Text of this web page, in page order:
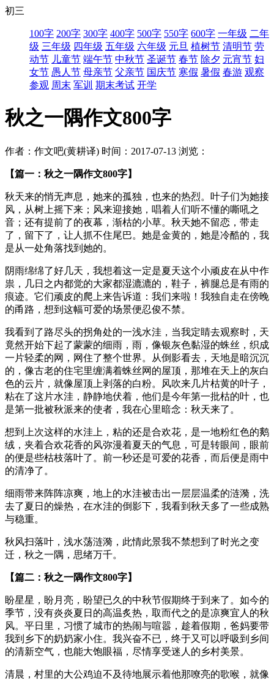
初三
100字 200字 300字 400字 500字 550字 600字 一年级 二年
级 三年级 四年级 五年级 六年级 元旦 植树节 清明节 劳
动节 儿童节 端午节 中秋节 圣诞节 春节 除夕 元宵节 妇
女节 愚人节 母亲节 父亲节 国庆节 寒假 暑假 春游 观察
参观 周末 军训 期末考试 开学
秋之一隅作文800字
作者：作文吧(黄耕译) 时间：2017-07-13 浏览：
【篇一：秋之一隅作文800字】
秋天来的悄无声息，她来的孤独，也来的热烈。叶子们为她接
风，从树上摇下来；风来迎接她，唱着人们听不懂的嘶吼之
音；还有提前了的夜幕，渐枯的小草。秋天她不留恋，带走
了，留下了，让人抓不住尾巴。她是金黄的，她是冷酷的，我
是从一处角落找到她的。
阴雨绵绵了好几天，我想着这一定是夏天这个小顽皮在从中作
祟，几日之内都觉的大家都湿漉漉的，鞋子，裤腿总是有雨的
痕迹。它们顽皮的爬上来告诉道：我们来啦！我独自走在傍晚
的甬路，想到这幅可爱的场景便忍俊不禁。
我看到了路尽头的拐角处的一浅水洼，当我定睛去观察时，天
竟然开始下起了蒙蒙的细雨，雨，像银灰色黏湿的蛛丝，织成
一片轻柔的网，网住了整个世界。从倒影看去，天地是暗沉沉
的，像古老的住宅里缠满着蛛丝网的屋顶，那堆在天上的灰白
色的云片，就像屋顶上剥落的白粉。风吹来几片枯黄的叶子，
粘在了这片水洼，静静地伏着，他们是今年第一批枯的叶，也
是第一批被秋派来的使者，我在心里暗念：秋天来了。
想到上次这样的水洼上，粘的还是合欢花，是一地粉红色的鹅
绒，夹着合欢花香的风弥漫着夏天的气息，可是转眼间，眼前
的便是些枯枝落叶了。前一秒还是可爱的花香，而后便是雨中
的清净了。
细雨带来阵阵凉爽，地上的水洼被击出一层层温柔的涟漪，洗
去了夏日的燥热，在水洼的倒影下，我看到秋天多了一些成熟
与稳重。
秋风扫落叶，浅水荡涟漪，此情此景我不禁想到了时光之变
迁，秋之一隅，思绪万千。
【篇二：秋之一隅作文800字】
盼星星，盼月亮，盼望已久的中秋节假期终于到来了。如今的
季节，没有炎炎夏日的高温炙热，取而代之的是凉爽宜人的秋
风。平日里，习惯了城市的热闹与喧嚣，趁着假期，爸妈要带
我到乡下的奶奶家小住。我兴奋不已，终于又可以呼吸到乡间
的清新空气，也能大饱眼福，尽情享受迷人的乡村美景。
清晨，村里的大公鸡迫不及待地展示着他那嘹亮的歌喉，就像